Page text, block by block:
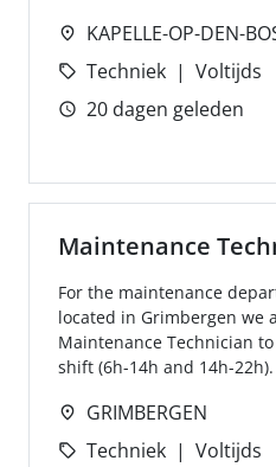
KAPELLE-OP-DEN-
Techniek
Voltijds
20 dagen geleden
Maintenance
For the maintenance
located in Grimbergen we
Maintenance Technician
shift (6h-14h and 14h-
GRIMBERGEN
Techniek
Voltijds